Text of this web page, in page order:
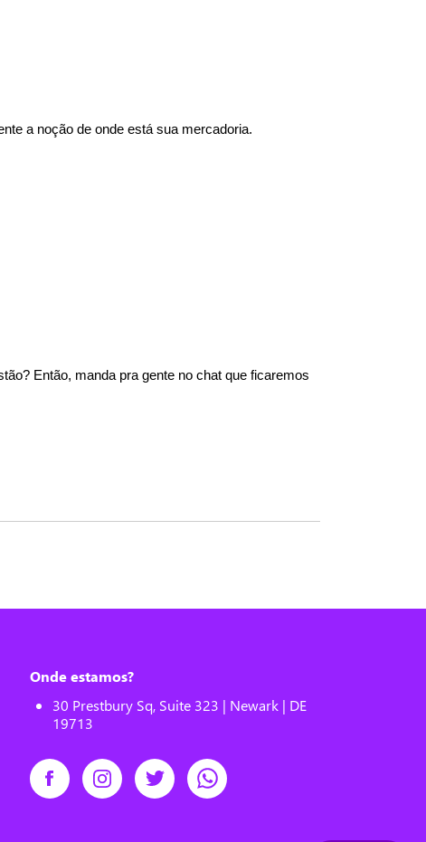
a noção de onde está sua mercadoria.
Então, manda pra gente no chat que ficaremos
Onde estamos?
30 Prestbury Sq, Suite 323 | Newark | DE
19713